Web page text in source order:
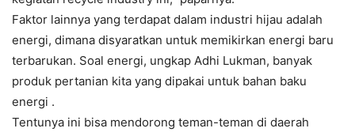
Faktor lainnya yang terdapat dalam industri hijau adalah
energi, dimana disyaratkan untuk memikirkan energi baru
terbarukan. Soal energi, ungkap Adhi Lukman, banyak
produk pertanian kita yang dipakai untuk bahan baku
energi .
Tentunya ini bisa mendorong teman-teman di daerah